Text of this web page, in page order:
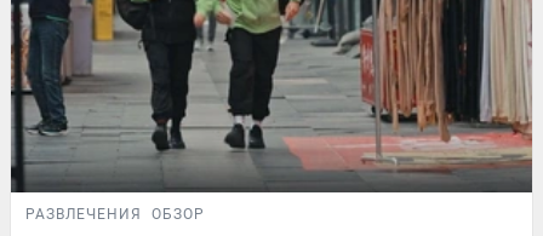
РАЗВЛЕЧЕНИЯ ОБЗОР